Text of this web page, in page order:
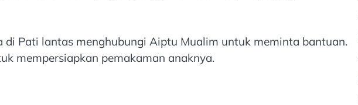
di Pati lantas menghubungi Aiptu Mualim untuk meminta bantuan.
mempersiapkan pemakaman anaknya.